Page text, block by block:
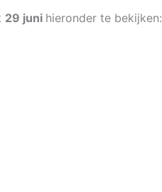
29 juni hieronder te bekijken: